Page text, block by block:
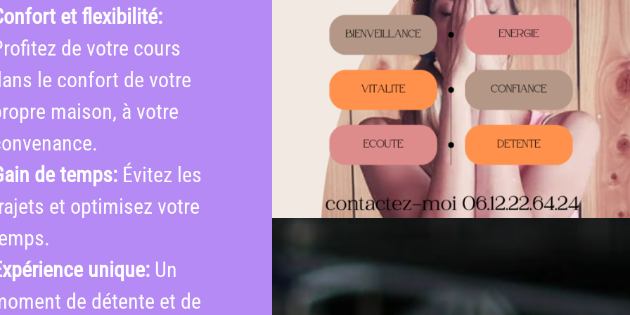
et flexibilité:
de votre cours
le confort de votre
maison, à votre
de temps: Évitez les
et optimisez votre
unique: Un
de détente et de